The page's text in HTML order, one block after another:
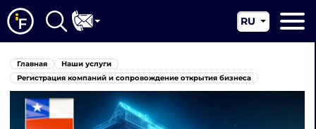
О нас
Наши услуги
RU
EN
Главная
Наши услуги
Регистрация компаний и сопровождение открытия бизнеса